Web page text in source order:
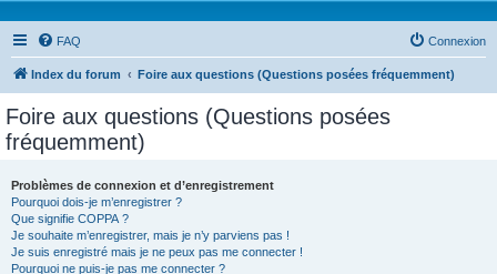
FAQ Connexion
Index du forum Foire aux questions (Questions posées fréquemment)
Foire aux questions (Questions posées
fréquemment)
Problèmes de connexion et d’enregistrement
Pourquoi dois-je m’enregistrer ?
Que signifie COPPA ?
Je souhaite m’enregistrer, mais je n’y parviens pas !
Je suis enregistré mais je ne peux pas me connecter !
Pourquoi ne puis-je pas me connecter ?